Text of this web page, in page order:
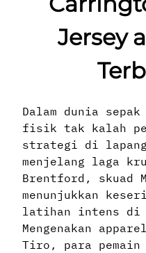
Jersey
Dalam dunia
fisik tak kalah
strategi di
menjelang laga
Brentford, skuad
menunjukkan
latihan intens di
Mengenakan
Tiro, para pemain